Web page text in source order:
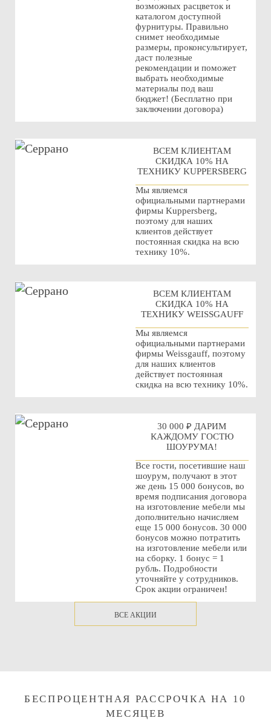
возможных расцветок и
каталогом доступной
фурнитуры. Правильно
снимет необходимые
размеры, проконсультирует,
даст полезные
рекомендации и поможет
выбрать необходимые
материалы под ваш
бюджет! (Бесплатно при
заключении договора)
ВСЕМ КЛИЕНТАМ
СКИДКА 10% НА
ТЕХНИКУ KUPPERSBERG
Мы являемся
официальными партнерами
фирмы Kuppersberg,
поэтому для наших
клиентов действует
постоянная скидка на всю
технику 10%.
ВСЕМ КЛИЕНТАМ
СКИДКА 10% НА
ТЕХНИКУ WEISSGAUFF
Мы являемся
официальными партнерами
фирмы Weissgauff, поэтому
для наших клиентов
действует постоянная
скидка на всю технику 10%.
30 000 ₽ ДАРИМ
КАЖДОМУ ГОСТЮ
ШОУРУМА!
Все гости, посетившие наш
шоурум, получают в этот
же день 15 000 бонусов, во
время подписания договора
на изготовление мебели мы
дополнительно начисляем
еще 15 000 бонусов. 30 000
бонусов можно потратить
на изготовление мебели или
на сборку. 1 бонус = 1
рубль. Подробности
уточняйте у сотрудников.
Срок акции ограничен!
ВСЕ АКЦИИ
БЕСПРОЦЕНТНАЯ РАССРОЧКА НА 10
МЕСЯЦЕВ